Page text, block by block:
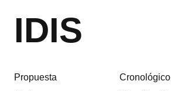
IDIS
Propuesta
Cronológico